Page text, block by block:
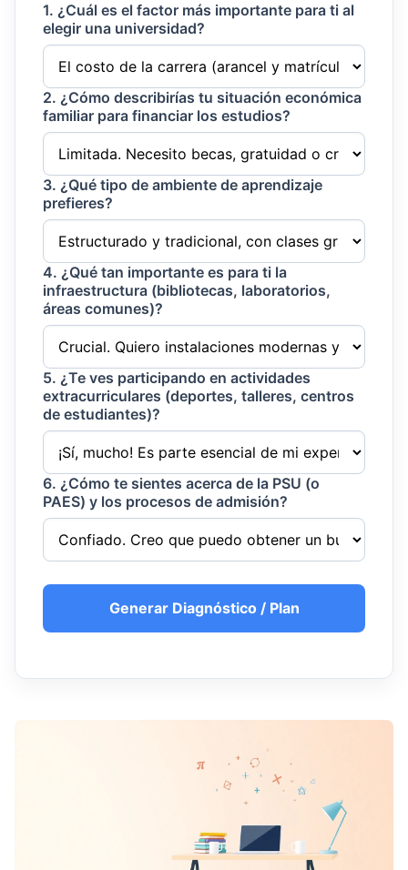
1. ¿Cuál es el factor más importante para ti al
elegir una universidad?
2. ¿Cómo describirías tu situación económica
familiar para financiar los estudios?
3. ¿Qué tipo de ambiente de aprendizaje
prefieres?
4. ¿Qué tan importante es para ti la
infraestructura (bibliotecas, laboratorios,
áreas comunes)?
5. ¿Te ves participando en actividades
extracurriculares (deportes, talleres, centros
de estudiantes)?
6. ¿Cómo te sientes acerca de la PSU (o
PAES) y los procesos de admisión?
Generar Diagnóstico / Plan